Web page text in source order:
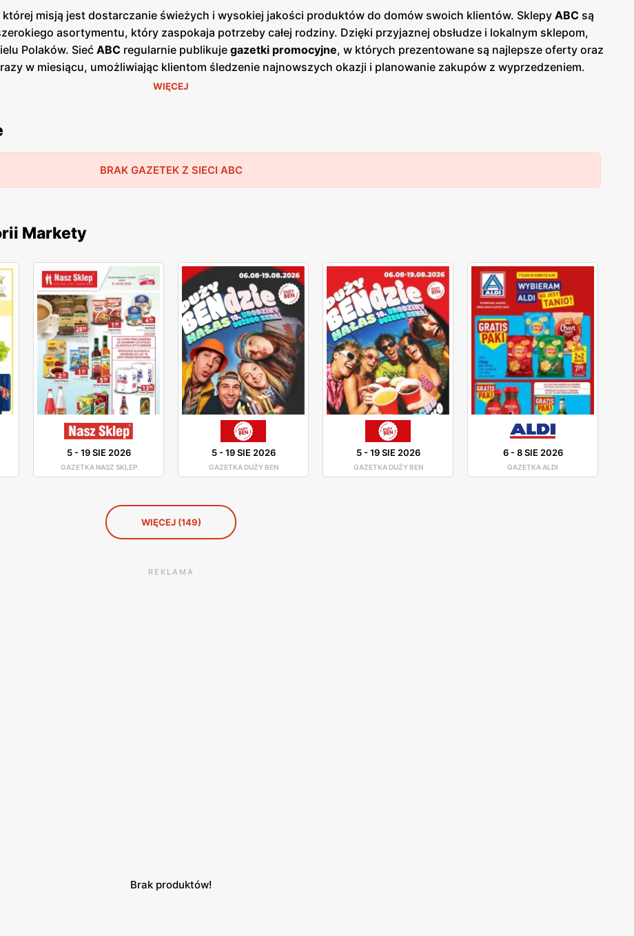
misją jest dostarczanie świeżych i wysokiej jakości produktów do domów swoich klientów. Sklepy ABC są
asortymentu, który zaspokaja potrzeby całej rodziny. Dzięki przyjaznej obsłudze i lokalnym sklepom,
Polaków. Sieć ABC regularnie publikuje gazetki promocyjne, w których prezentowane są najlepsze oferty oraz
w miesiącu, umożliwiając klientom śledzenie najnowszych okazji i planowanie zakupów z wyprzedzeniem.
jak i w wersji online na stronie internetowej sieci. Jednym z kluczowych atutów sieci
, programy lojalnościowe oraz sezonowe wyprzedaże, które umożliwiają dodatkowe oszczędności. Sieć stawia
co zyskało uznanie wśród stałych klientów. Sieć
zaangażowanie to elementy, które przyciągają do sklepówABCszerokie grono zadowolonych klientów,
WIĘCEJ
BRAK GAZETEK Z SIECI ABC
Markety
5-19 SIE 2026
GAZETKA NASZ SKLEP
5-19 SIE 2026
GAZETKA DUŻY BEN
5-19 SIE 2026
GAZETKA DUŻY BEN
6-8 SIE 2026
GAZETKA ALDI
WIĘCEJ (149)
REKLAMA
Brak produktów!